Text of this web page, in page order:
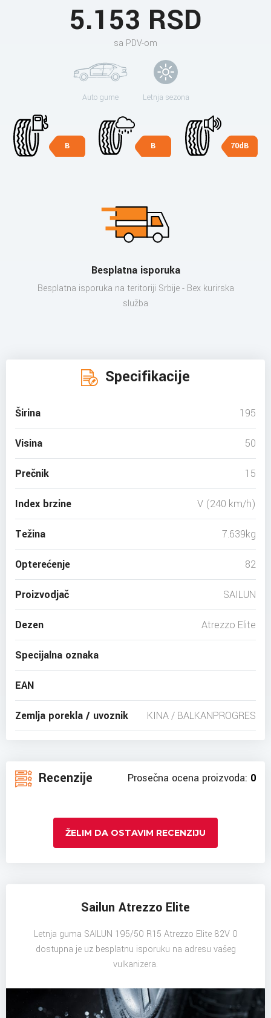
5.153 RSD
sa PDV-om
Auto gume Letnja sezona
B B 70dB
Besplatna isporuka
Besplatna isporuka na teritoriji Srbije - Bex kurirska
služba
Specifikacije
Širina 195
Visina 50
Prečnik 15
Index brzine V (240 km/h)
Težina 7.639kg
Opterećenje 82
Proizvodjač SAILUN
Dezen Atrezzo Elite
Specijalna oznaka
EAN
Zemlja porekla / uvoznik KINA / BALKANPROGRES
Recenzije Prosečna ocena proizvoda: 0
ŽELIM DA OSTAVIM RECENZIJU
Sailun Atrezzo Elite
Letnja guma SAILUN 195/50 R15 Atrezzo Elite 82V 0
dostupna je uz besplatnu isporuku na adresu vašeg
vulkanizera.